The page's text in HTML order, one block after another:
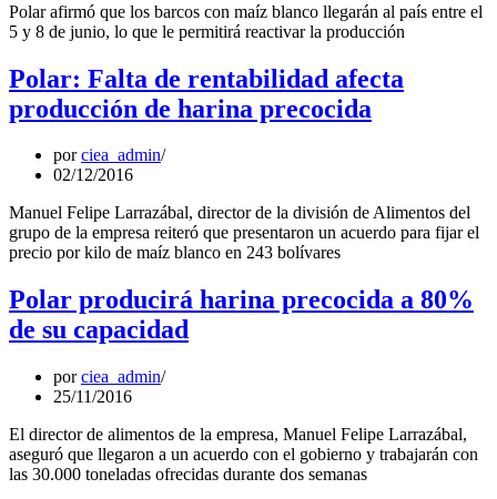
Polar afirmó que los barcos con maíz blanco llegarán al país entre el
5 y 8 de junio, lo que le permitirá reactivar la producción
Polar: Falta de rentabilidad afecta
producción de harina precocida
porciea_admin
02/12/2016
Manuel Felipe Larrazábal, director de la división de Alimentos del
grupo de la empresa reiteró que presentaron un acuerdo para fijar el
precio por kilo de maíz blanco en 243 bolívares
Polar producirá harina precocida a 80%
de su capacidad
porciea_admin
25/11/2016
El director de alimentos de la empresa, Manuel Felipe Larrazábal,
aseguró que llegaron a un acuerdo con el gobierno y trabajarán con
las 30.000 toneladas ofrecidas durante dos semanas